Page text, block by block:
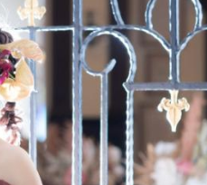
料理&デザート
挙式レポート
よくあるご質問